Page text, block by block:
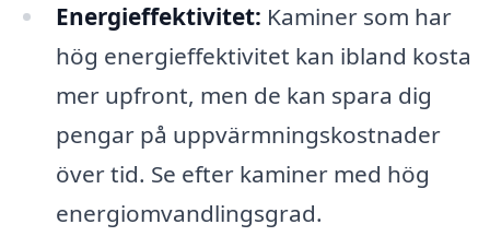
Energieffektivitet: Kaminer som har
hög energieffektivitet kan ibland kosta
mer upfront, men de kan spara dig
pengar på uppvärmningskostnader
över tid. Se efter kaminer med hög
energiomvandlingsgrad.